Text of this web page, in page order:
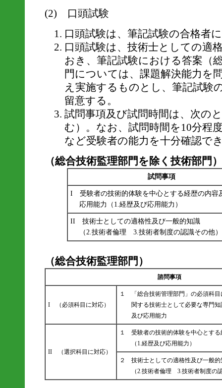
(2) 口頭試験
口頭試験は、筆記試験の合格者
口頭試験は、技術士としての適
おき、筆記試験における答案（
門については、課題解決能力を
え実施するものとし、筆記試験
留意する。
試問事項及び試問時間は、次の
む）。なお、試問時間を10分程
など受験者の能力を十分確認で
（総合技術監理部門を除く技術部門）
試問事項
I 受験者の技術的体験を中心とする経歴の内容
応用能力（1.経歴及び応用能力）
II 技術士としての適格性及び一般的知識
（2.技術者倫理 3.技術者制度の認識その他）
（総合技術監理部門）
諮問事項
I （必須科目に対応）
１ 「総合技術管理部門」の必須科目
関する技術士として必要な専門知
及び応用能力
II （選択科目に対応）
１ 受験者の技術的体験を中心とする
（1.経歴及び応用能力）
２ 技術士としての適格性及び一般的
（2.技術者倫理 3.技術者制度の